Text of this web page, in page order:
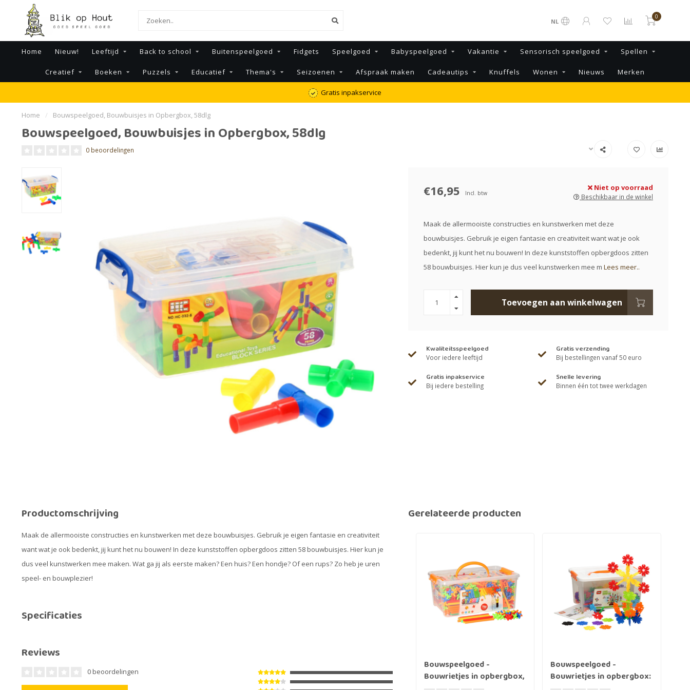
NL
0
Home Nieuw! Leeftijd Back to school Buitenspeelgoed Fidgets Speelgoed Babyspeelgoed Vakantie Sensorisch speelgoed Spellen
Creatief Boeken Puzzels Educatief Thema's Seizoenen Afspraak maken Cadeautips Knuffels Wonen Nieuws Merken
Gratis inpakservice
Home / Bouwspeelgoed, Bouwbuisjes in Opbergbox, 58dlg
Bouwspeelgoed, Bouwbuisjes in Opbergbox, 58dlg
0 beoordelingen
€16,95 Incl. btw
Niet op voorraad
Beschikbaar in de winkel
Maak de allermooiste constructies en kunstwerken met deze
bouwbuisjes. Gebruik je eigen fantasie en creativiteit want wat je ook
bedenkt, jij kunt het nu bouwen! In deze kunststoffen opbergdoos zitten
58 bouwbuisjes. Hier kun je dus veel kunstwerken mee m Lees meer..
Toevoegen aan winkelwagen
Kwaliteitsspeelgoed
Voor iedere leeftijd
Gratis verzending
Bij bestellingen vanaf 50 euro
Gratis inpakservice
Bij iedere bestelling
Snelle levering
Binnen één tot twee werkdagen
Productomschrijving
Maak de allermooiste constructies en kunstwerken met deze bouwbuisjes. Gebruik je eigen fantasie en creativiteit
want wat je ook bedenkt, jij kunt het nu bouwen! In deze kunststoffen opbergdoos zitten 58 bouwbuisjes. Hier kun je
dus veel kunstwerken mee maken. Wat ga jij als eerste maken? Een huis? Een hondje? Of een rups? Zo heb je uren
speel- en bouwplezier!
Specificaties
Reviews
0 beoordelingen
Gerelateerde producten
Bouwspeelgoed -
Bouwrietjes in opbergbox,
Bouwspeelgoed -
Bouwrietjes in opbergbox: